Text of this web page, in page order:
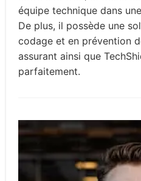
équipe technique dans
De plus, il possède une
codage et en prévention
assurant ainsi que
parfaitement.